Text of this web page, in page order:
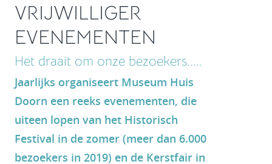
VRIJWILLIGER
EVENEMENTEN
Het draait om onze bezoekers.....
Jaarlijks organiseert Museum Huis
Doorn een reeks evenementen, die
uiteen lopen van het Historisch
Festival in de zomer (meer dan 6.000
bezoekers in 2019) en de Kerstfair in